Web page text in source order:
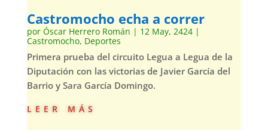
Castromocho echa a correr
por Óscar Herrero Román | 12 May, 2424|
Castromocho, Deportes
Primera prueba del circuito Legua a Legua de la
Diputación con las victorias de Javier García del
Barrio y Sara García Domingo.
leer más